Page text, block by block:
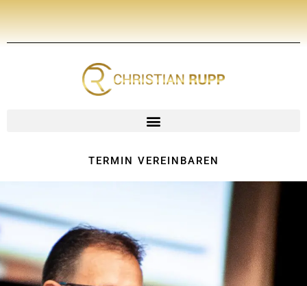
springen
TERMIN VEREINBAREN